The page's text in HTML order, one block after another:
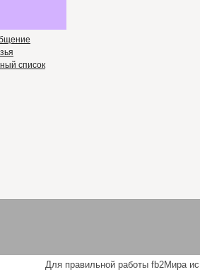
список
Для правильной работы fb2Мира